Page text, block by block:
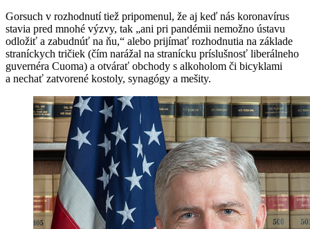
Gorsuch v rozhodnutí tiež pripomenul, že aj keď nás koronavírus
stavia pred mnohé výzvy, tak „ani pri pandémii nemožno ústavu
odložiť a zabudnúť na ňu,“ alebo prijímať rozhodnutia na základe
straníckych tričiek (čím narážal na stranícku príslušnosť liberálneho
guvernéra Cuoma) a otvárať obchody s alkoholom či bicyklami
a nechať zatvorené kostoly, synagógy a mešity.